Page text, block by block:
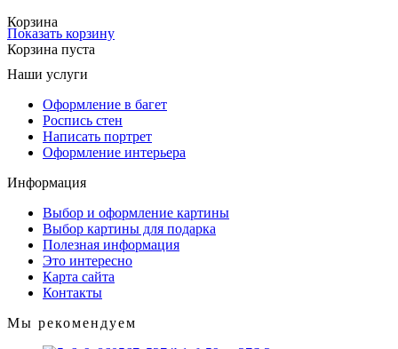
Корзина
Показать корзину
Корзина пуста
Наши услуги
Оформление в багет
Роспись стен
Написать портрет
Оформление интерьера
Информация
Выбор и оформление картины
Выбор картины для подарка
Полезная информация
Это интересно
Карта сайта
Контакты
Мы рекомендуем